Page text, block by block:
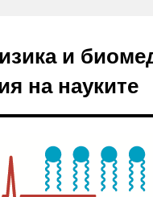
и
на науките